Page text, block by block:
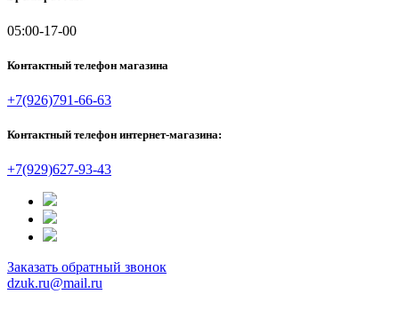
05:00-17-00
Контактный телефон магазина
+7(926)791-66-63
Контактный телефон интернет-магазина:
+7(929)627-93-43
Заказать обратный звонок
dzuk.ru@mail.ru